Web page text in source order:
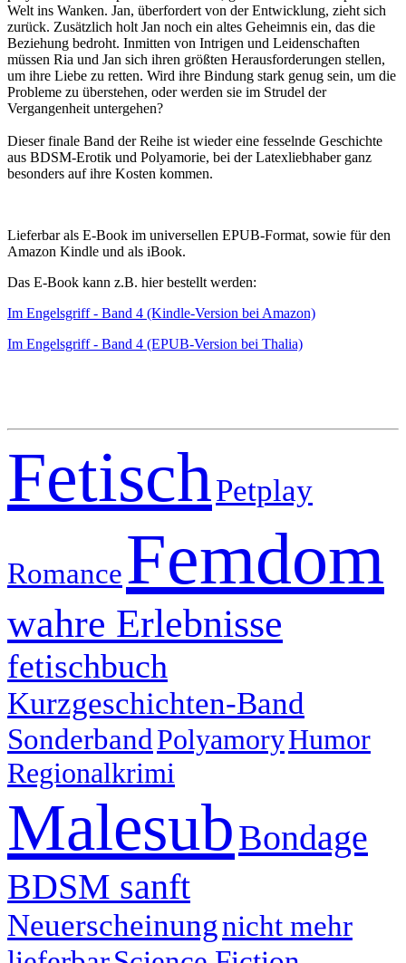
Welt ins Wanken. Jan, überfordert von der Entwicklung, zieht sich
zurück. Zusätzlich holt Jan noch ein altes Geheimnis ein, das die
Beziehung bedroht. Inmitten von Intrigen und Leidenschaften
müssen Ria und Jan sich ihren größten Herausforderungen stellen,
um ihre Liebe zu retten. Wird ihre Bindung stark genug sein, um die
Probleme zu überstehen, oder werden sie im Strudel der
Vergangenheit untergehen?
Dieser finale Band der Reihe ist wieder eine fesselnde Geschichte
aus BDSM-Erotik und Polyamorie, bei der Latexliebhaber ganz
besonders auf ihre Kosten kommen.
Lieferbar als E-Book im universellen EPUB-Format, sowie für den
Amazon Kindle und als iBook.
Das E-Book kann z.B. hier bestellt werden:
Im Engelsgriff - Band 4 (Kindle-Version bei Amazon)
Im Engelsgriff - Band 4 (EPUB-Version bei Thalia)
FetischPetplay
RomanceFemdom
wahre Erlebnisse
fetischbuch
Kurzgeschichten-Band
SonderbandPolyamoryHumor
Regionalkrimi
MalesubBondage
BDSM sanft
Neuerscheinungnicht mehr